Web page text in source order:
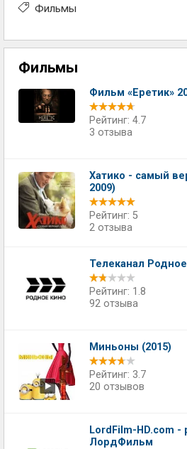
Фильмы
Фильмы
Фильм «Еретик»
Рейтинг: 4.7
3 отзыва
Хатико - самый
2009)
Рейтинг: 5
2 отзыва
Телеканал
Рейтинг: 1.8
92 отзыва
Миньоны (2015)
Рейтинг: 3.7
20 отзывов
LordFilm-HD.com
ЛордФильм